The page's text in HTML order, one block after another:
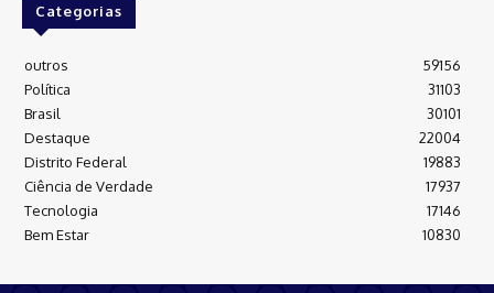
Categorias
outros
59156
Política
31103
Brasil
30101
Destaque
22004
Distrito Federal
19883
Ciência de Verdade
17937
Tecnologia
17146
Bem Estar
10830